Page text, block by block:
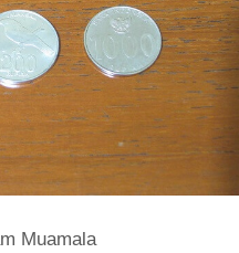
Muamala